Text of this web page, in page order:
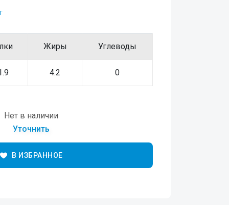
Жиры Углеводы
4.2 0
Нет в наличии
Уточнить
В ИЗБРАННОЕ